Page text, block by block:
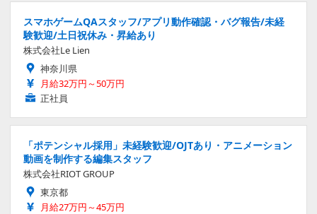
スマホゲームQAスタッフ/アプリ動作確認・バグ報告/未経
験歓迎/土日祝休み・昇給あり
株式会社Le Lien
神奈川県
月給32万円～50万円
正社員
「ポテンシャル採用」未経験歓迎/OJTあり・アニメーション
動画を制作する編集スタッフ
株式会社RIOT GROUP
東京都
月給27万円～45万円